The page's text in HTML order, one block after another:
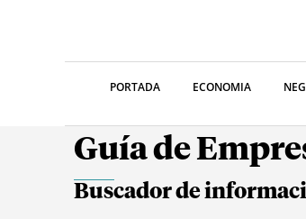
PORTADA ECONOMIA
Guía de
Buscador de